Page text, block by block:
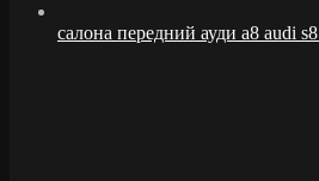
салона передний ауди а8 audi s8